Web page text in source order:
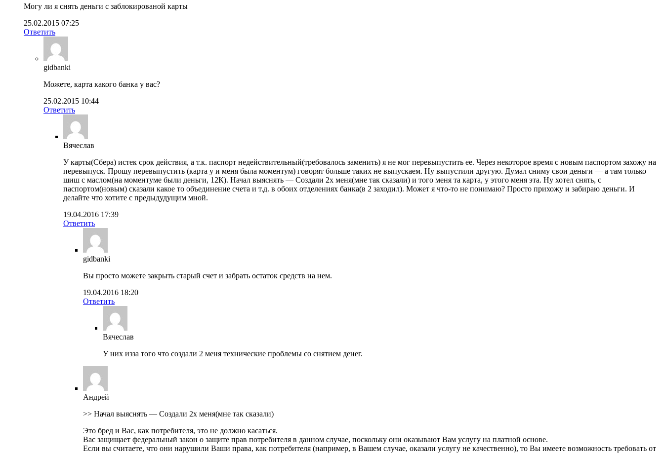
Могу ли я снять деньги с заблокированой карты
25.02.2015 07:25
Ответить
gidbanki
Можете, карта какого банка у вас?
25.02.2015 10:44
Ответить
Вячеслав
У карты(Сбера) истек срок действия, а т.к. паспорт недействительный(требовалось заменить) я не мог перевыпустить ее. Через некоторое время с новым паспортом захожу на
перевыпуск. Прошу перевыпустить (карта у и меня была моментум) говорят больше таких не выпускаем. Ну выпустили другую. Думал сниму свои деньги — а там только
шиш с маслом(на моментуме были деньги, 12К). Начал выяснять — Создали 2х меня(мне так сказали) и того меня та карта, у этого меня эта. Ну хотел снять, с
паспортом(новым) сказали какое то объединение счета и т.д. в обоих отделениях банка(в 2 заходил). Может я что-то не понимаю? Просто прихожу и забираю деньги. И
делайте что хотите с предыдудущим мной.
19.04.2016 17:39
Ответить
gidbanki
Вы просто можете закрыть старый счет и забрать остаток средств на нем.
19.04.2016 18:20
Ответить
Вячеслав
У них изза того что создали 2 меня технические проблемы со снятием денег.
Андрей
>> Начал выяснять — Создали 2х меня(мне так сказали)
Это бред и Вас, как потребителя, это не должно касаться.
Вас защищает федеральный закон о защите прав потребителя в данном случае, поскольку они оказывают Вам услугу на платной основе.
Если вы считаете, что они нарушили Ваши права, как потребителя (например, в Вашем случае, оказали услугу не качественно), то Вы имеете возможность требовать от